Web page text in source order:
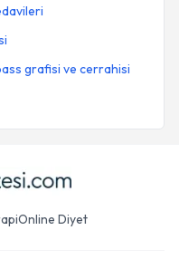
grafisi ve cerrahisi
Online Diyet